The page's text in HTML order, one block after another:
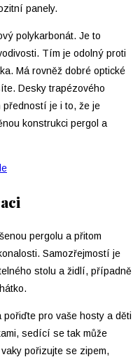
panely.
polykarbonát. Je to
Tím je odolný proti
Má rovněž dobré optické
Desky trapézového
předností je i to, že je
konstrukci pergol a
pergolu a přitom
Samozřejmostí je
stolu a židlí, případně
pro vaše hosty a děti
sedící se tak může
pořizujte se zipem,